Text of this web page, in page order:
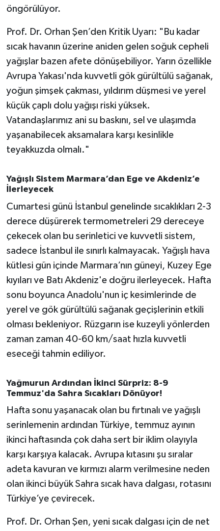
öngörülüyor.
Prof. Dr. Orhan Şen’den Kritik Uyarı: "Bu kadar
sıcak havanın üzerine aniden gelen soğuk cepheli
yağışlar bazen afete dönüşebiliyor. Yarın özellikle
Avrupa Yakası'nda kuvvetli gök gürültülü sağanak,
yoğun şimşek çakması, yıldırım düşmesi ve yerel
küçük çaplı dolu yağışı riski yüksek.
Vatandaşlarımız ani su baskını, sel ve ulaşımda
yaşanabilecek aksamalara karşı kesinlikle
teyakkuzda olmalı."
Yağışlı Sistem Marmara’dan Ege ve Akdeniz’e
İlerleyecek
Cumartesi günü İstanbul genelinde sıcaklıkları 2-3
derece düşürerek termometreleri 29 dereceye
çekecek olan bu serinletici ve kuvvetli sistem,
sadece İstanbul ile sınırlı kalmayacak. Yağışlı hava
kütlesi gün içinde Marmara’nın güneyi, Kuzey Ege
kıyıları ve Batı Akdeniz'e doğru ilerleyecek. Hafta
sonu boyunca Anadolu'nun iç kesimlerinde de
yerel ve gök gürültülü sağanak geçişlerinin etkili
olması bekleniyor. Rüzgarın ise kuzeyli yönlerden
zaman zaman 40-60 km/saat hızla kuvvetli
eseceği tahmin ediliyor.
Yağmurun Ardından İkinci Sürpriz: 8-9
Temmuz'da Sahra Sıcakları Dönüyor!
Hafta sonu yaşanacak olan bu fırtınalı ve yağışlı
serinlemenin ardından Türkiye, temmuz ayının
ikinci haftasında çok daha sert bir iklim olayıyla
karşı karşıya kalacak. Avrupa kıtasını şu sıralar
adeta kavuran ve kırmızı alarm verilmesine neden
olan ikinci büyük Sahra sıcak hava dalgası, rotasını
Türkiye’ye çevirecek.
Prof. Dr. Orhan Şen, yeni sıcak dalgası için de net
Trend
VİZYONDAKİLER
YAŞAM